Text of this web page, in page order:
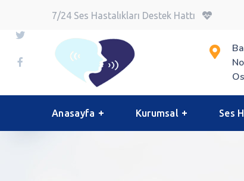
7/24 Ses Hastalıkları Destek Hattı
Anasayfa Kurumsal Ses